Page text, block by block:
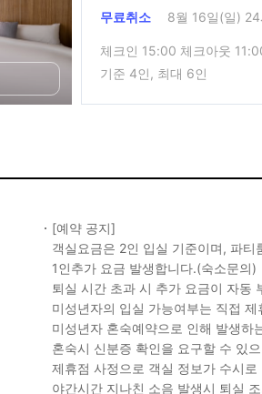
무료취소 8월 16일(일) 24
체크인 15:00 체크아웃
기준 4인, 최대 6인
[예약 공지]
객실요금은 2인 입실 기준이며, 파
1인추가 요금 발생합니다.(숙소문의)
퇴실 시간 초과 시 추가 요금이 자동
미성년자의 입실 가능여부는 직접
미성년자 혼숙예약으로 인해 발생하
혼숙시 신분증 확인을 요구할 수 있
제휴점 사정으로 객실 정보가 수시
야간시간 지나친 소음 발생시 퇴실